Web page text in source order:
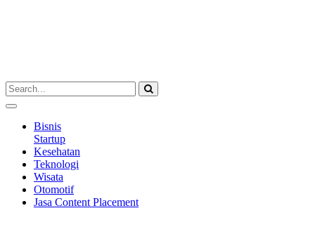
Bisnis
Startup
Kesehatan
Teknologi
Wisata
Otomotif
Jasa Content Placement